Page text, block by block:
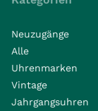
Neuzugänge
Alle
Uhrenmarken
Vintage
Jahrgangsuhren